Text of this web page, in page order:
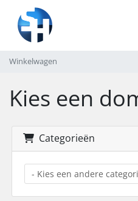
Winkelwagen
Kies een
Categorieën